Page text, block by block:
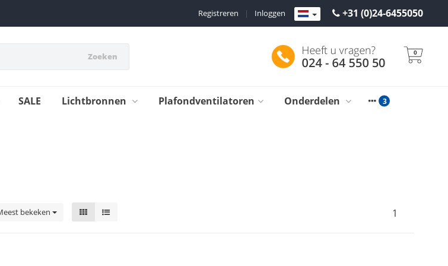
+31 (0)24-6455050
Inloggen
|
Registreren
Zoeken 0
SALE Lichtbronnen Plafondventilatoren Onderdelen
bekeken 1